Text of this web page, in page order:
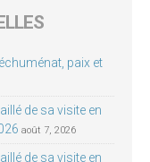
paix et
de sa visite en
août 7, 2026
de sa visite en